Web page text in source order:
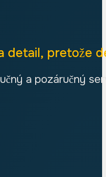
detail, pretože
a pozáručný